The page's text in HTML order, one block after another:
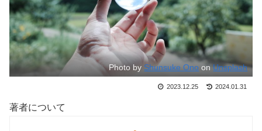
Photo by Shunsuke Ono onUnsplash
2023.12.25 2024.01.31
著者について